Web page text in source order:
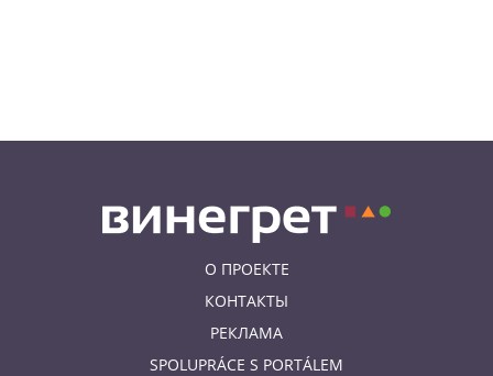
О ПРОЕКТЕ
КОНТАКТЫ
РЕКЛАМА
SPOLUPRÁCE S PORTÁLEM